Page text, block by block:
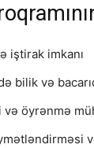
iştirak imkanı
bilik və
və öyrənmə